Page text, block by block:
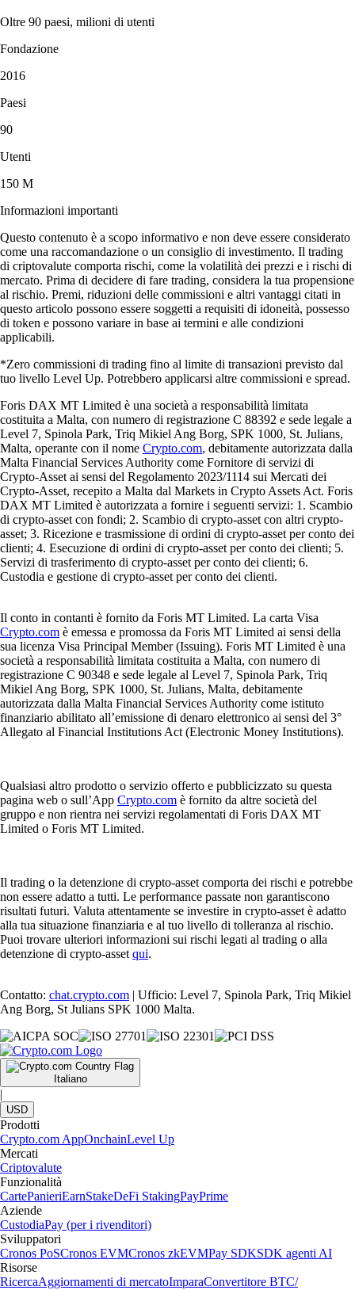
Oltre 90 paesi, milioni di utenti
Fondazione
2016
Paesi
90
Utenti
150 M
Informazioni importanti
Questo contenuto è a scopo informativo e non deve essere considerato
come una raccomandazione o un consiglio di investimento. Il trading
di criptovalute comporta rischi, come la volatilità dei prezzi e i rischi di
mercato. Prima di decidere di fare trading, considera la tua propensione
al rischio. Premi, riduzioni delle commissioni e altri vantaggi citati in
questo articolo possono essere soggetti a requisiti di idoneità, possesso
di token e possono variare in base ai termini e alle condizioni
applicabili.
*Zero commissioni di trading fino al limite di transazioni previsto dal
tuo livello Level Up. Potrebbero applicarsi altre commissioni e spread.
Foris DAX MT Limited è una società a responsabilità limitata
costituita a Malta, con numero di registrazione C 88392 e sede legale a
Level 7, Spinola Park, Triq Mikiel Ang Borg, SPK 1000, St. Julians,
Malta, operante con il nome Crypto.com, debitamente autorizzata dalla
Malta Financial Services Authority come Fornitore di servizi di
Crypto-Asset ai sensi del Regolamento 2023/1114 sui Mercati dei
Crypto-Asset, recepito a Malta dal Markets in Crypto Assets Act. Foris
DAX MT Limited è autorizzata a fornire i seguenti servizi: 1. Scambio
di crypto-asset con fondi; 2. Scambio di crypto-asset con altri crypto-
asset; 3. Ricezione e trasmissione di ordini di crypto-asset per conto dei
clienti; 4. Esecuzione di ordini di crypto-asset per conto dei clienti; 5.
Servizi di trasferimento di crypto-asset per conto dei clienti; 6.
Custodia e gestione di crypto-asset per conto dei clienti.
Il conto in contanti è fornito da Foris MT Limited. La carta Visa
Crypto.com è emessa e promossa da Foris MT Limited ai sensi della
sua licenza Visa Principal Member (Issuing). Foris MT Limited è una
società a responsabilità limitata costituita a Malta, con numero di
registrazione C 90348 e sede legale al Level 7, Spinola Park, Triq
Mikiel Ang Borg, SPK 1000, St. Julians, Malta, debitamente
autorizzata dalla Malta Financial Services Authority come istituto
finanziario abilitato all’emissione di denaro elettronico ai sensi del 3°
Allegato al Financial Institutions Act (Electronic Money Institutions).
Qualsiasi altro prodotto o servizio offerto e pubblicizzato su questa
pagina web o sull’App Crypto.com è fornito da altre società del
gruppo e non rientra nei servizi regolamentati di Foris DAX MT
Limited o Foris MT Limited.
Il trading o la detenzione di crypto-asset comporta dei rischi e potrebbe
non essere adatto a tutti. Le performance passate non garantiscono
risultati futuri. Valuta attentamente se investire in crypto-asset è adatto
alla tua situazione finanziaria e al tuo livello di tolleranza al rischio.
Puoi trovare ulteriori informazioni sui rischi legati al trading o alla
detenzione di crypto-asset qui.
Contatto: chat.crypto.com | Ufficio: Level 7, Spinola Park, Triq Mikiel
Ang Borg, St Julians SPK 1000 Malta.
Italiano
|
USD
Prodotti
Crypto.com AppOnchainLevel Up
Mercati
Criptovalute
Funzionalità
CartePanieriEarnStakeDeFi StakingPayPrime
Aziende
CustodiaPay (per i rivenditori)
Sviluppatori
Cronos PoSCronos EVMCronos zkEVMPay SDKSDK agenti AI
Risorse
RicercaAggiornamenti di mercatoImparaConvertitore BTC/